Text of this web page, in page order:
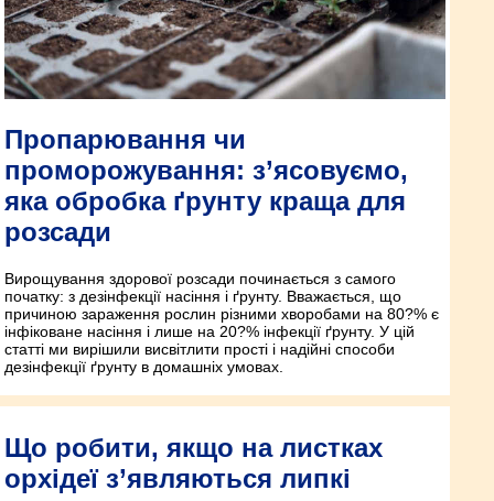
Пропарювання чи
проморожування: з’ясовуємо,
яка обробка ґрунту краща для
розсади
Вирощування здорової розсади починається з самого
початку: з дезінфекції насіння і ґрунту. Вважається, що
причиною зараження рослин різними хворобами на 80?% є
інфіковане насіння і лише на 20?% інфекції ґрунту. У цій
статті ми вирішили висвітлити прості і надійні способи
дезінфекції ґрунту в домашніх умовах.
Що робити, якщо на листках
орхідеї з’являються липкі